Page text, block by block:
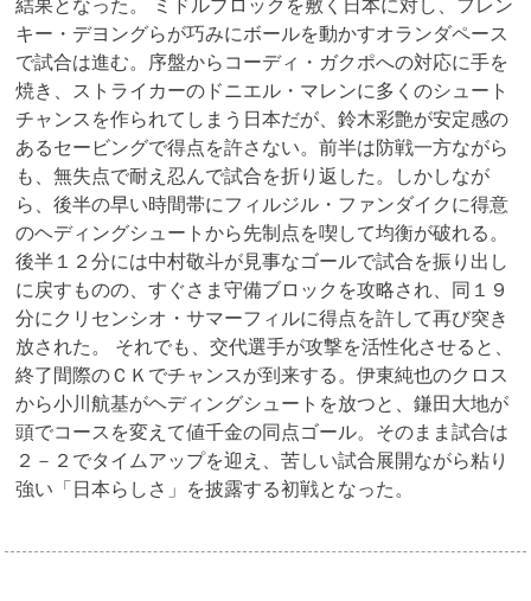
結果となった。 ミドルブロックを敷く日本に対し、フレン
キー・デヨングらが巧みにボールを動かすオランダペース
で試合は進む。序盤からコーディ・ガクポへの対応に手を
焼き、ストライカーのドニエル・マレンに多くのシュート
チャンスを作られてしまう日本だが、鈴木彩艶が安定感の
あるセービングで得点を許さない。前半は防戦一方ながら
も、無失点で耐え忍んで試合を折り返した。しかしなが
ら、後半の早い時間帯にフィルジル・ファンダイクに得意
のヘディングシュートから先制点を喫して均衡が破れる。
後半１２分には中村敬斗が見事なゴールで試合を振り出し
に戻すものの、すぐさま守備ブロックを攻略され、同１９
分にクリセンシオ・サマーフィルに得点を許して再び突き
放された。 それでも、交代選手が攻撃を活性化させると、
終了間際のＣＫでチャンスが到来する。伊東純也のクロス
から小川航基がヘディングシュートを放つと、鎌田大地が
頭でコースを変えて値千金の同点ゴール。そのまま試合は
２－２でタイムアップを迎え、苦しい試合展開ながら粘り
強い「日本らしさ」を披露する初戦となった。